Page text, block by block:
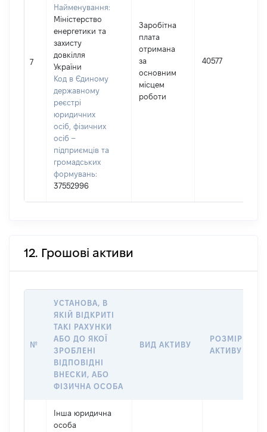
7
Найменування:
Міністерство
енергетики та
захисту
довкілля
України
Код в Єдиному
державному
реєстрі
юридичних
осіб, фізичних
осіб –
підприємців та
громадських
формувань:
37552996
Заробітна
плата
отримана
за
основним
місцем
роботи
40577
12. Грошові активи
№
УСТАНОВА, В
ЯКІЙ ВІДКРИТІ
ТАКІ РАХУНКИ
АБО ДО ЯКОЇ
ЗРОБЛЕНІ
ВІДПОВІДНІ
ВНЕСКИ, АБО
ФІЗИЧНА ОСОБА
ВИД АКТИВУ
РОЗМІР
АКТИВУ
Інша юридична
особа